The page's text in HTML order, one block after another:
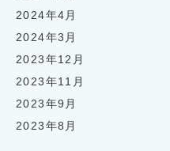
2024年4月
2024年3月
2023年12月
2023年11月
2023年9月
2023年8月